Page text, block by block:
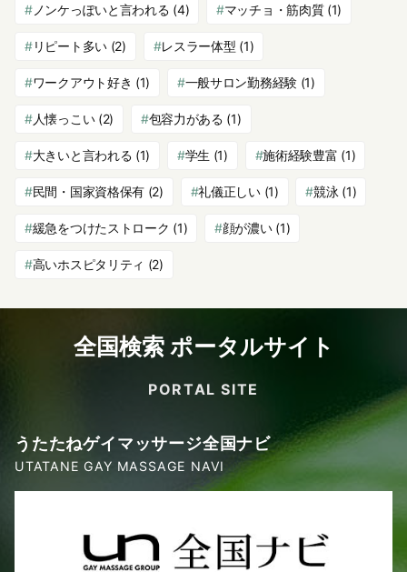
ノンケっぽいと言われる (4) マッチョ・筋肉質(1)
リピート多い(2) レスラー体型 (1)
ワークアウト好き (1) 一般サロン勤務経験(1)
人懐っこい(2) 包容力がある (1)
大きいと言われる (1) 学生 (1) 施術経験豊富 (1)
民間・国家資格保有 (2) 礼儀正しい(1) 競泳 (1)
緩急をつけたストローク (1) 顔が濃い(1)
高いホスピタリティ (2)
全国検索 ポータルサイト
PORTAL SITE
うたたねゲイマッサージ全国ナビ
UTATANE GAY MASSAGE NAVI